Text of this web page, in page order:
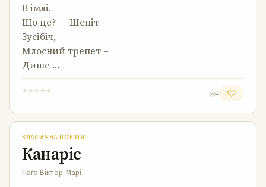
В імлі.
Що це? — Шепіт
Зусібіч,
Млосний трепет –
Дише …
★ ★ ★ ★ ★ 4
Канаріс
КЛАСИЧНА ПОЕЗІЯ
Канаріс
Гюго Віктор-Марі